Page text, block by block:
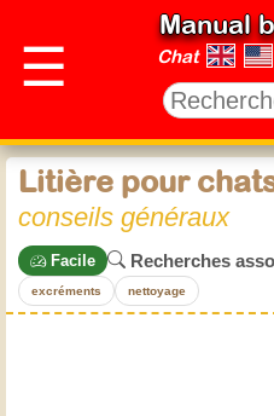
☰
Manual
Chat
Litière pour
conseils généraux
Facile Recherches
excréments nettoyage